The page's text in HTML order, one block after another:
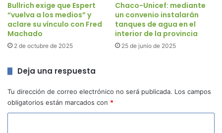
Bullrich exige que Espert
“vuelva a los medios” y
aclare su vínculo con Fred
Machado
2 de octubre de 2025
Chaco-Unicef: mediante
un convenio instalarán
tanques de agua en el
interior de la provincia
25 de junio de 2025
Deja una respuesta
Tu dirección de correo electrónico no será publicada. Los campos
obligatorios están marcados con *